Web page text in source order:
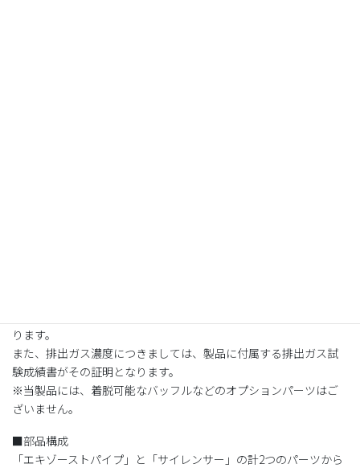
ります。
また、排出ガス濃度につきましては、製品に付属する排出ガス試
験成績書がその証明となります。
※当製品には、着脱可能なバッフルなどのオプションパーツはご
ざいません。
■部品構成
「エキゾーストパイプ」と「サイレンサー」の計2つのパーツから